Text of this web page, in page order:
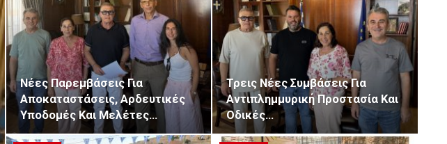
Νέες Παρεμβάσεις Για
Αποκαταστάσεις, Αρδευτικές
Υποδομές Και Μελέτες…
Τρεις Νέες Συμβάσεις Για
Αντιπλημμυρική Προστασία Και
Οδικές…